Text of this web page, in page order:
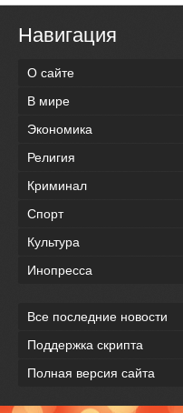
Навигация
О сайте
В мире
Экономика
Религия
Криминал
Спорт
Культура
Инопресса
Все последние новости
Поддержка скрипта
Полная версия сайта